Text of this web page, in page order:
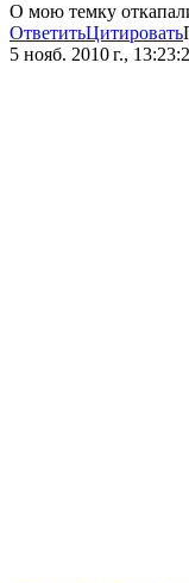
О мою темку
ОтветитьЦитировать
5 нояб. 2010 г.,